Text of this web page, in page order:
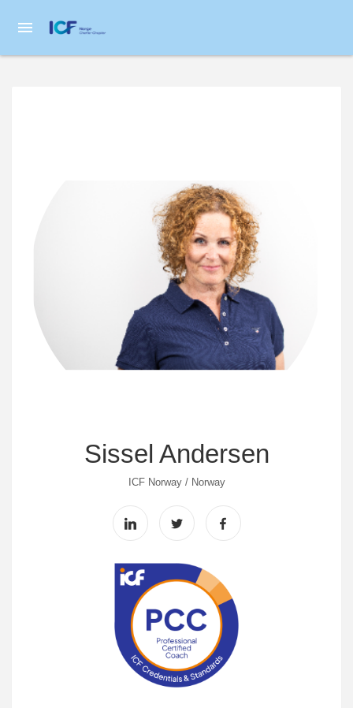
Sissel Andersen
ICF Norway / Norway